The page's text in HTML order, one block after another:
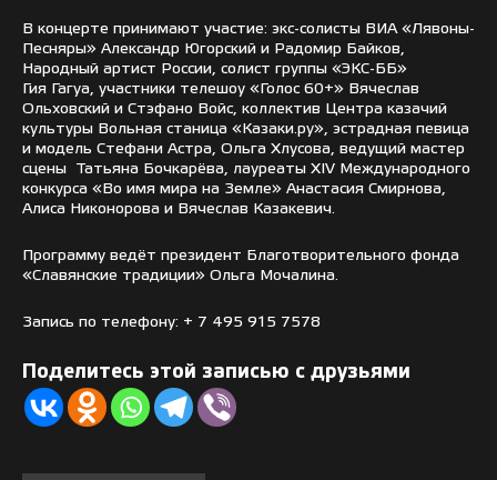
В концерте принимают участие: экс-солисты ВИА «Лявоны-
Песняры» Александр Югорский и Радомир Байков,
Народный артист России, солист группы «ЭКС-ББ»
Гия Гагуа, участники телешоу «Голос 60+» Вячеслав
Ольховский и Стэфано Войс, коллектив Центра казачий
культуры Вольная станица «Казаки.ру», эстрадная певица
и модель Стефани Астра, Ольга Хлусова, ведущий мастер
сцены Татьяна Бочкарёва, лауреаты XIV Международного
конкурса «Во имя мира на Земле» Анастасия Смирнова,
Алиса Никонорова и Вячеслав Казакевич.
Программу ведёт президент Благотворительного фонда
«Славянские традиции» Ольга Мочалина.
Запись по телефону: + 7 495 915 7578
Поделитесь этой записью с друзьями